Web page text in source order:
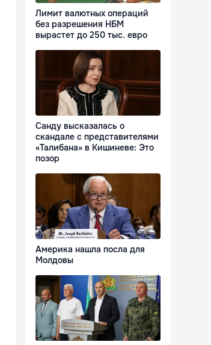
Лимит валютных операций
без разрешения НБМ
вырастет до 250 тыс. евро
Санду высказалась о
скандале с представителями
«Талибана» в Кишиневе: Это
позор
Америка нашла посла для
Молдовы